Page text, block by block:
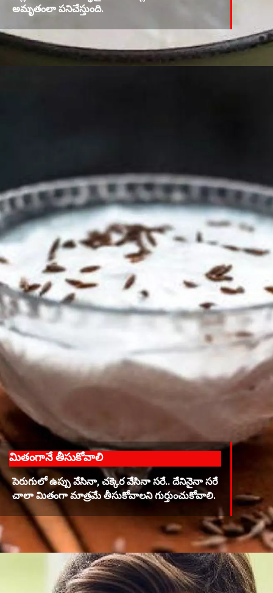
అమృతంలా పనిచేస్తుంది.
మితంగానే తీసుకోవాలి
పెరుగులో ఉప్పు వేసినా, చక్కెర వేసినా సరే.. దేనినైనా సరే
చాలా మితంగా మాత్రమే తీసుకోవాలని గుర్తుంచుకోవాలి.